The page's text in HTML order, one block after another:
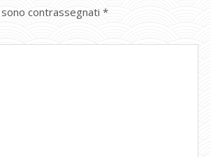
sono contrassegnati *